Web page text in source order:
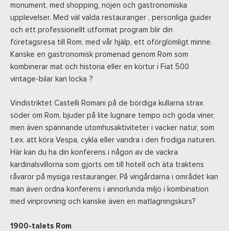
monument, med shopping, nöjen och gastronomiska
upplevelser. Med väl valda restauranger , personliga guider
och ett professionellt utformat program blir din
företagsresa till Rom, med vår hjälp, ett oförglömligt minne.
Kanske en gastronomisk promenad genom Rom som
kombinerar mat och historia eller en körtur i Fiat 500
vintage-bilar kan locka ?
Vindistriktet Castelli Romani på de bördiga kullarna strax
söder om Rom, bjuder på lite lugnare tempo och goda viner,
men även spännande utomhusaktiviteter i vacker natur, som
t.ex. att köra Vespa, cykla eller vandra i den frodiga naturen.
Här kan du ha din konferens i någon av de vackra
kardinalsvillorna som gjorts om till hotell och äta traktens
råvaror på mysiga restauranger. På vingårdarna i området kan
man även ordna konferens i annorlunda miljö i kombination
med vinprovning och kanske även en matlagningskurs?
1900-talets Rom